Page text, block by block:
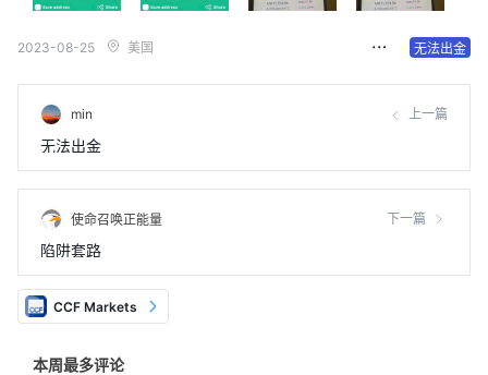
2023-08-25 美国 无法出金
min 上一篇
无法出金
使命召唤正能量 下一篇
陷阱套路
CCF Markets
本周最多评论